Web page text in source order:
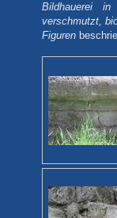
Bildhauerei in
verschmutzt,
Figuren